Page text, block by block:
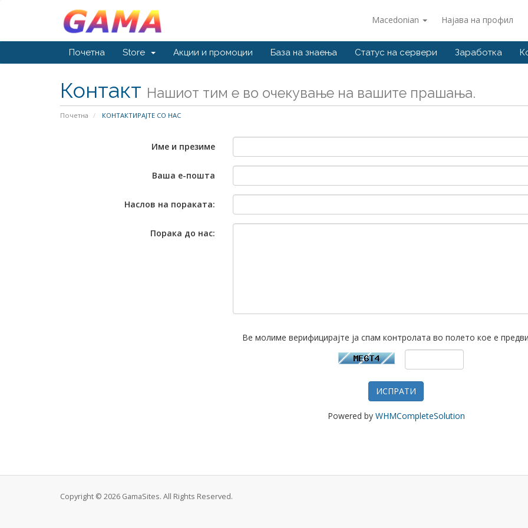
Macedonian Најава на профил
Почетна Store Акции и промоции База на знаења Статус на сервери Заработка
Контакт Нашиот тим е во очекување на вашите прашања.
Почетна КОНТАКТИРАЈТЕ СО НАС
Име и презиме
Ваша е-пошта
Наслов на пораката:
Порака до нас:
Ве молиме верифицирајте ја спам контролата во полето кое е
ИСПРАТИ
Powered by WHMCompleteSolution
Copyright © 2026 GamaSites. All Rights Reserved.